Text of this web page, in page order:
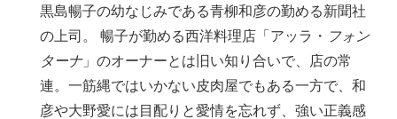
黒島暢子の幼なじみである青柳和彦の勤める新聞社
の上司。 暢子が勤める西洋料理店「アッラ・ フォン
ターナ」のオーナーとは旧い知り合いで、店の常
連。一筋縄ではいかない皮肉屋でもある一方で、和
彦や大野愛には目配りと愛情を忘れず、強い正義感